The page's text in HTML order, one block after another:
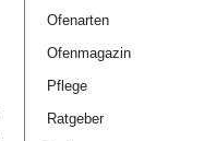
Ofenarten
Ofenmagazin
Pflege
Ratgeber